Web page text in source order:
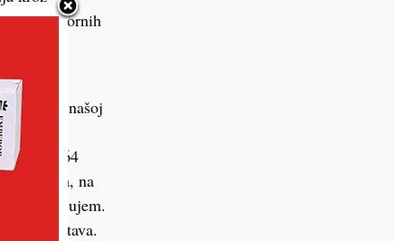
četvornih
tvrtka
u našoj
ukupno 64
naselja, na
zahvaljujem.
sredstava.